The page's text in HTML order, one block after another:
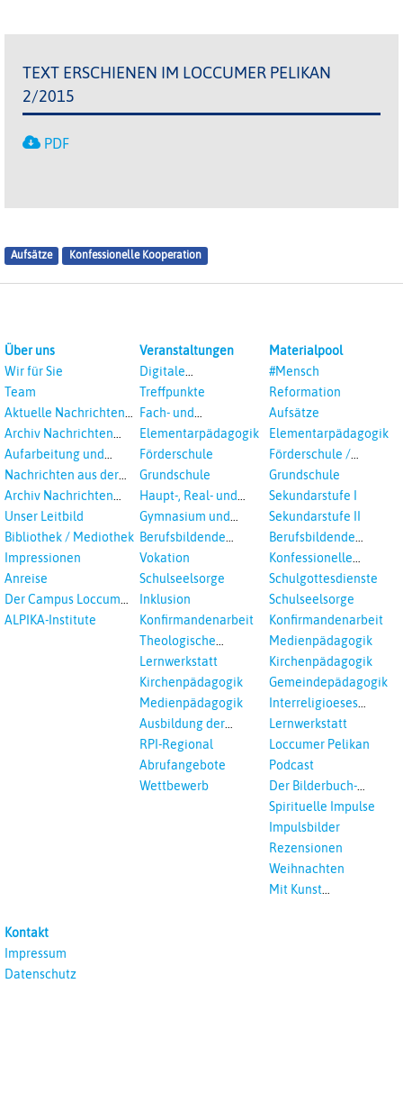
TEXT ERSCHIENEN IM LOCCUMER PELIKAN
2/2015
PDF
Aufsätze Konfessionelle Kooperation
Über uns
Wir für Sie
Team
Aktuelle Nachrichten
aus dem RPI
Archiv Nachrichten
aus dem RPI ab 2018
Aufarbeitung und
Prävention
Landeskirche und EKD
Nachrichten aus der
Landeskirche
Archiv Nachrichten
aus der Landeskirche
Unser Leitbild
Bibliothek / Mediothek
Impressionen
Anreise
Der Campus Loccum
und Loccumer
ALPIKA-Institute
Veranstaltungen
Digitale
Veranstaltungen
Treffpunkte
Fach- und
Studientagungen
Elementarpädagogik
Förderschule
Grundschule
Haupt-, Real- und
Oberschule
Gymnasium und
Gesamtschule
Berufsbildende
Schulen
Vokation
Schulseelsorge
Inklusion
Konfirmandenarbeit
Theologische
Fortbildungen,
Interreligöses Lernen
Lernwerkstatt
Kirchenpädagogik
Medienpädagogik
Ausbildung der
Vikar*innen
RPI-Regional
Abrufangebote
Wettbewerb
Materialpool
#Mensch
Reformation
Aufsätze
Elementarpädagogik
Förderschule /
Inklusion
Grundschule
Sekundarstufe I
Sekundarstufe II
Berufsbildende
Schulen
Konfessionelle
Kooperation
Schulgottesdienste
Schulseelsorge
Konfirmandenarbeit
Medienpädagogik
Kirchenpädagogik
Gemeindepädagogik
Interreligioeses
Lernen
Lernwerkstatt
Loccumer Pelikan
Podcast
Der Bilderbuch-
Podcast
Spirituelle Impulse
Impulsbilder
Rezensionen
Weihnachten
Mit Kunst
Kontakt
Impressum
Datenschutz